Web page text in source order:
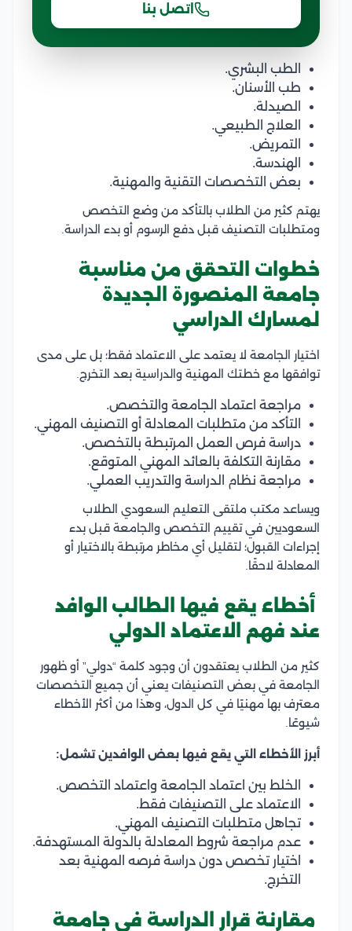
اتصل بنا
الطب البشري.
طب الأسنان.
الصيدلة.
العلاج الطبيعي.
التمريض.
الهندسة.
بعض التخصصات التقنية والمهنية.
يهتم كثير من الطلاب بالتأكد من وضع التخصص
ومتطلبات التصنيف قبل دفع الرسوم أو بدء الدراسة.
خطوات التحقق من مناسبة
جامعة المنصورة الجديدة
لمسارك الدراسي
اختيار الجامعة لا يعتمد على الاعتماد فقط؛ بل على مدى
توافقها مع خطتك المهنية والدراسية بعد التخرج.
مراجعة اعتماد الجامعة والتخصص.
التأكد من متطلبات المعادلة أو التصنيف المهني.
دراسة فرص العمل المرتبطة بالتخصص.
مقارنة التكلفة بالعائد المهني المتوقع.
مراجعة نظام الدراسة والتدريب العملي.
ويساعد مكتب ملتقى التعليم السعودي الطلاب
السعوديين في تقييم التخصص والجامعة قبل بدء
إجراءات القبول؛ لتقليل أي مخاطر مرتبطة بالاختيار أو
المعادلة لاحقًا.
أخطاء يقع فيها الطالب الوافد
عند فهم الاعتماد الدولي
كثير من الطلاب يعتقدون أن وجود كلمة “دولي” أو ظهور
الجامعة في بعض التصنيفات يعني أن جميع التخصصات
معترف بها مهنيًا في كل الدول، وهذا من أكثر الأخطاء
شيوعًا.
أبرز الأخطاء التي يقع فيها بعض الوافدين تشمل:
الخلط بين اعتماد الجامعة واعتماد التخصص.
الاعتماد على التصنيفات فقط.
تجاهل متطلبات التصنيف المهني.
عدم مراجعة شروط المعادلة بالدولة المستهدفة.
اختيار تخصص دون دراسة فرصه المهنية بعد
التخرج.
مقارنة قرار الدراسة في جامعة